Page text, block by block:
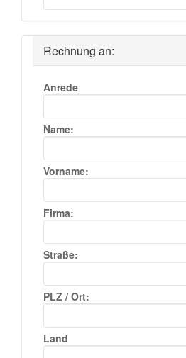
Rechnung an:
Anrede
Name:
Vorname:
Firma:
Straße:
PLZ / Ort:
Land